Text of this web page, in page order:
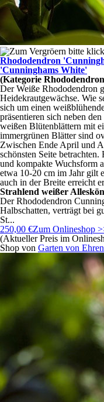
Rhododendron
'Cunninghams White'
(Kategorie Rhododendron
Der Weiße Rhododendron
Heidekrautgewächse. Wie
sich um einen
präsentieren sich neben
weißen Blütenblättern mit
immergrünen Blätter sind
Zwischen Ende April und
schönsten Seite
und kompakte Wuchsform
etwa 10-20 cm im Jahr gilt
auch in der Breite erreicht
Strahlend weißer
Der Rhododendron
Halbschatten, verträgt bei
St...
250,00 €Zum Onlineshop
(Aktueller Preis im
Shop von Garten von Ehren